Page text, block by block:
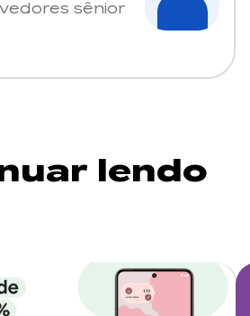
sênior
lendo